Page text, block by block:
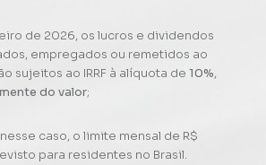
de 2026, os lucros e dividendos
empregados ou remetidos ao
sujeitos ao IRRF à alíquota de 10%,
do valor;
caso, o limite mensal de R$
para residentes no Brasil.